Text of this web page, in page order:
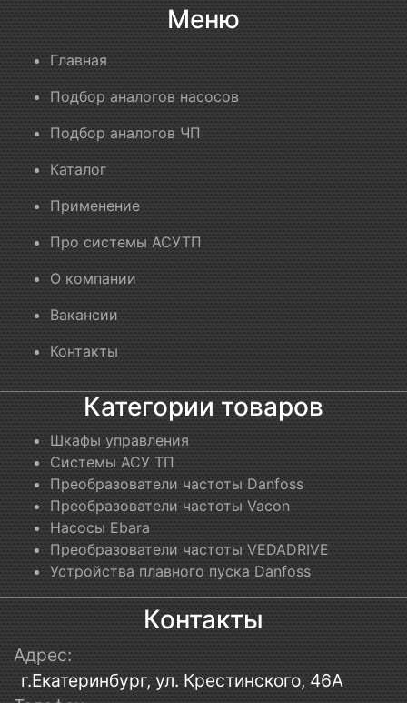
Меню
Главная
Подбор аналогов насосов
Подбор аналогов ЧП
Каталог
Применение
Про системы АСУТП
О компании
Вакансии
Контакты
Категории товаров
Шкафы управления
Системы АСУ ТП
Преобразователи частоты Danfoss
Преобразователи частоты Vacon
Насосы Ebara
Преобразователи частоты VEDADRIVE
Устройства плавного пуска Danfoss
Контакты
Адрес:
г.Екатеринбург, ул. Крестинского, 46А